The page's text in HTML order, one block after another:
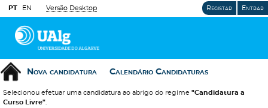
PT EN Versão Desktop Registar Entrar
Nova candidatura Calendário Candidaturas
Selecionou efetuar uma candidatura ao abrigo do regime "Candidatura a
Curso Livre"